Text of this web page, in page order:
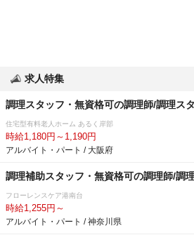
求人特集
調理スタッフ・無資格可の調理師/調理ス
住宅型有料老人ホーム あるく岸部
時給1,180円～1,190円
アルバイト・パート / 大阪府
調理補助スタッフ・無資格可の調理師/調
フローレンスケア港南台
時給1,255円～
アルバイト・パート / 神奈川県